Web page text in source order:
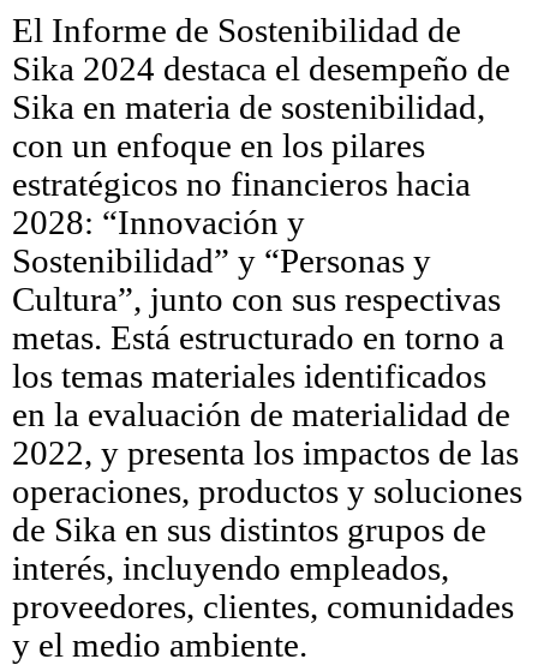
El Informe de Sostenibilidad de
Sika 2024 destaca el desempeño de
Sika en materia de sostenibilidad,
con un enfoque en los pilares
estratégicos no financieros hacia
2028: “Innovación y
Sostenibilidad” y “Personas y
Cultura”, junto con sus respectivas
metas. Está estructurado en torno a
los temas materiales identificados
en la evaluación de materialidad de
2022, y presenta los impactos de las
operaciones, productos y soluciones
de Sika en sus distintos grupos de
interés, incluyendo empleados,
proveedores, clientes, comunidades
y el medio ambiente.